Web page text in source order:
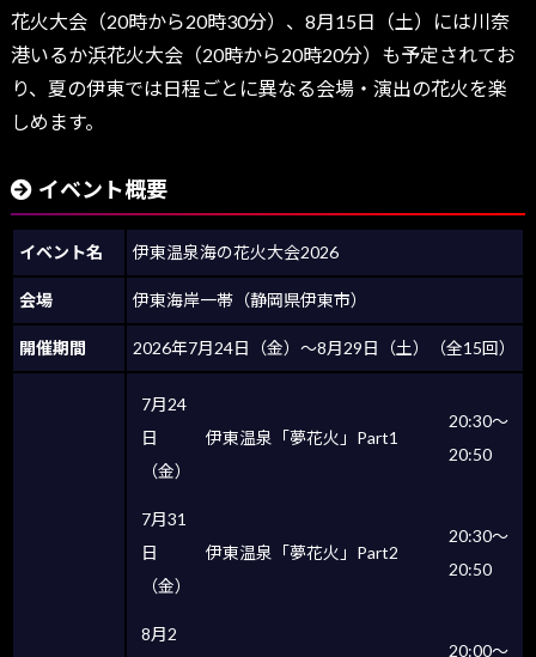
花火大会（20時から20時30分）、8月15日（土）には川奈
港いるか浜花火大会（20時から20時20分）も予定されてお
り、夏の伊東では日程ごとに異なる会場・演出の花火を楽
しめます。
イベント概要
イベント名 伊東温泉海の花火大会2026
会場 伊東海岸一帯（静岡県伊東市）
開催期間 2026年7月24日（金）〜8月29日（土）（全15回）
7月24
日
（金）
伊東温泉「夢花火」Part1
20:30〜
20:50
7月31
日
（金）
伊東温泉「夢花火」Part2
20:30〜
20:50
8月2
20:00〜